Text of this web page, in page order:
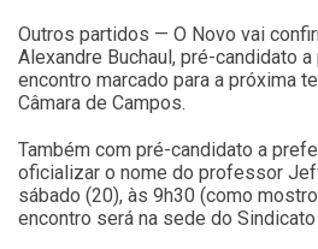
Outros partidos — O Novo vai
Alexandre Buchaul, pré-candidato
encontro marcado para a próxima
Câmara de Campos.
Também com pré-candidato a
oficializar o nome do professor
sábado (20), às 9h30 (como
encontro será na sede do